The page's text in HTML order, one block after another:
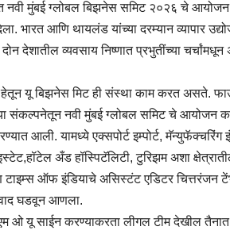
नवी मुंबई ग्लोबल बिझनेस समिट २०२६ चे आयोजन
भारत आणि थायलंड यांच्या दरम्यान व्यापार
व्यवसाय निष्णात प्रभुतींच्या
हेतून यू बिझनेस मिट ही संस्था काम करत असते.
संकल्पनेतून नवी मुंबई ग्लोबल समिट चे
आली. यामध्ये एक्सपोर्ट इम्पोर्ट,
अँड हॉस्पिटॅलिटी, टुरिझम अशा
ऑफ इंडियाचे असिस्टंट एडिटर चित्तरंजन
घडवून आणला.
ओ यू साईन करण्याकरता लीगल टीम देखील